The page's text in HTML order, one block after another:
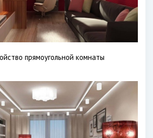
прямоугольной комнаты